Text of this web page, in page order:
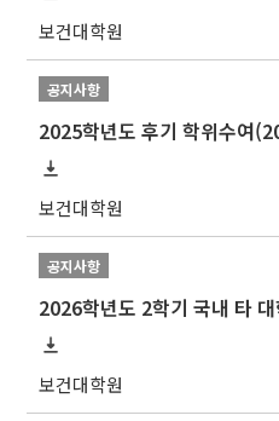
보건대학원
공지사항
보건대학원
공지사항
2026학년도 2학기 국내 타
보건대학원